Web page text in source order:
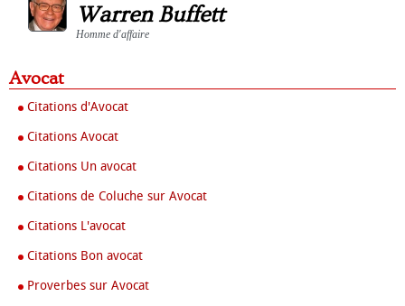
Warren Buffett
Homme d'affaire
Avocat
Citations d'Avocat
Citations Avocat
Citations Un avocat
Citations de Coluche sur Avocat
Citations L'avocat
Citations Bon avocat
Proverbes sur Avocat